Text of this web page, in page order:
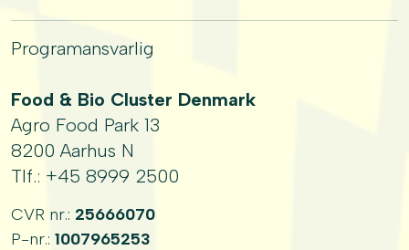
Programansvarlig
Food & Bio Cluster Denmark
Agro Food Park 13
8200 Aarhus N
Tlf.: +45 8999 2500
CVR nr.: 25666070
P-nr.:1007965253